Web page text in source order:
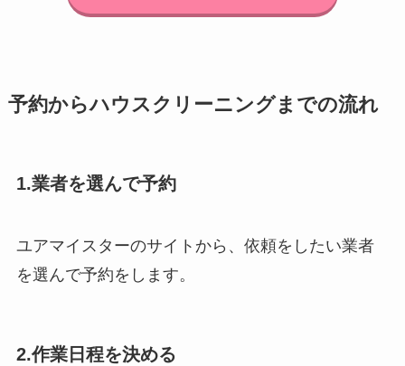
予約からハウスクリーニングまでの流れ
1.業者を選んで予約
ユアマイスターのサイトから、依頼をしたい業者
を選んで予約をします。
2.作業日程を決める